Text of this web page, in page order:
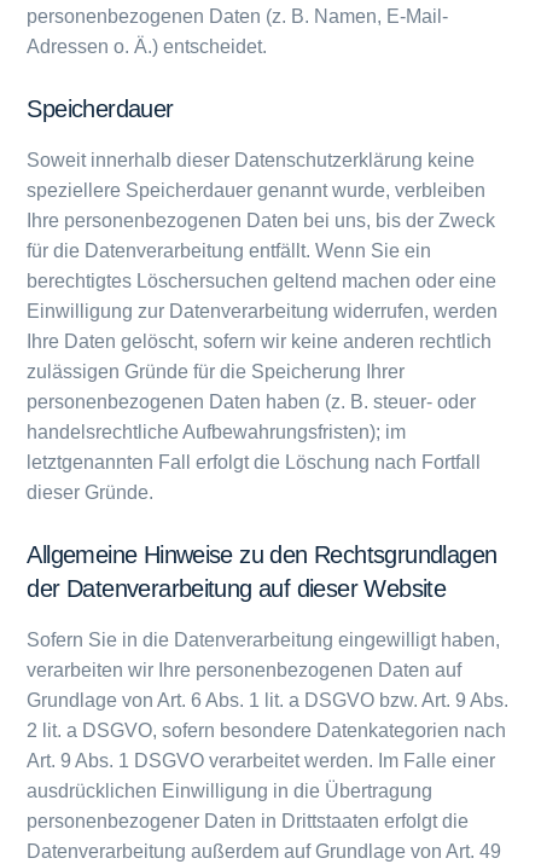
personenbezogenen Daten (z. B. Namen, E-Mail-
Adressen o. Ä.) entscheidet.
Speicherdauer
Soweit innerhalb dieser Datenschutzerklärung keine
speziellere Speicherdauer genannt wurde, verbleiben
Ihre personenbezogenen Daten bei uns, bis der Zweck
für die Datenverarbeitung entfällt. Wenn Sie ein
berechtigtes Löschersuchen geltend machen oder eine
Einwilligung zur Datenverarbeitung widerrufen, werden
Ihre Daten gelöscht, sofern wir keine anderen rechtlich
zulässigen Gründe für die Speicherung Ihrer
personenbezogenen Daten haben (z. B. steuer- oder
handelsrechtliche Aufbewahrungsfristen); im
letztgenannten Fall erfolgt die Löschung nach Fortfall
dieser Gründe.
Allgemeine Hinweise zu den Rechtsgrundlagen
der Datenverarbeitung auf dieser Website
Sofern Sie in die Datenverarbeitung eingewilligt haben,
verarbeiten wir Ihre personenbezogenen Daten auf
Grundlage von Art. 6 Abs. 1 lit. a DSGVO bzw. Art. 9 Abs.
2 lit. a DSGVO, sofern besondere Datenkategorien nach
Art. 9 Abs. 1 DSGVO verarbeitet werden. Im Falle einer
ausdrücklichen Einwilligung in die Übertragung
personenbezogener Daten in Drittstaaten erfolgt die
Datenverarbeitung außerdem auf Grundlage von Art. 49